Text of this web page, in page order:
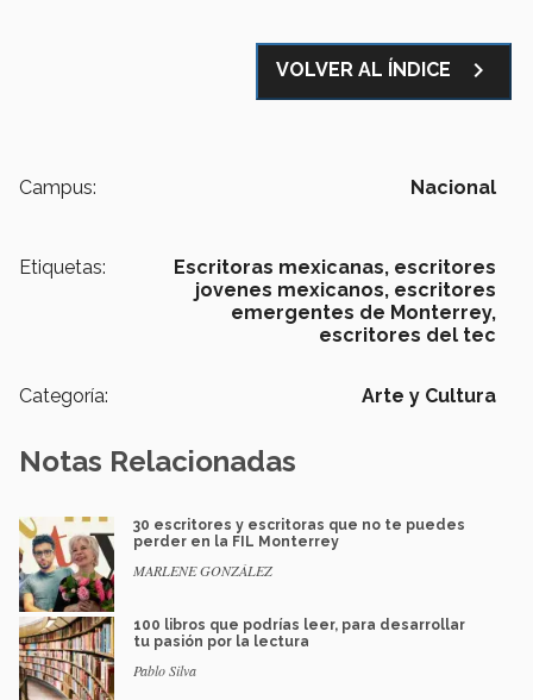
VOLVER AL ÍNDICE navigate_next
Campus: Nacional
Etiquetas: Escritoras mexicanas, escritores
jovenes mexicanos, escritores
emergentes de Monterrey,
escritores del tec
Categoría: Arte y Cultura
Notas Relacionadas
30 escritores y escritoras que no te puedes
perder en la FIL Monterrey
MARLENE GONZÁLEZ
100 libros que podrías leer, para desarrollar
tu pasión por la lectura
Pablo Silva